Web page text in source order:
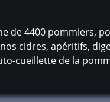
de 4400 pommiers,
cidres, apéritifs,
cueillette de la